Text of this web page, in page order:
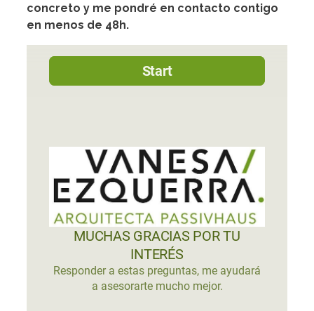
concreto y me pondré en contacto contigo
en menos de 48h.